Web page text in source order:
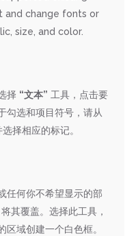
and change fonts or
size, and color.
择 “文本” 工具，点击要
勾选和项目符号，请从
择相应的标记。
任何你不希望显示的部
将其覆盖。选择此工具，
域创建一个白色框。